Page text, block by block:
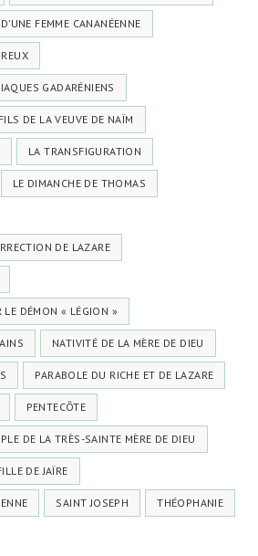
FEMME CANANÉENNE
GADARÉNIENS
DE LA VEUVE DE NAÏM
LA TRANSFIGURATION
LE DIMANCHE DE THOMAS
DE LAZARE
LE DÉMON « LÉGION »
NATIVITÉ DE LA MÈRE DE DIEU
PARABOLE DU RICHE ET DE LAZARE
PENTECÔTE
DE LA TRÈS-SAINTE MÈRE DE DIEU
DE JAÏRE
SAINT JOSEPH THÉOPHANIE